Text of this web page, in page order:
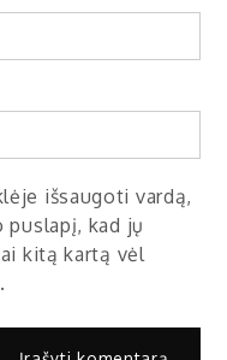
išsaugoti vardą,
kad jų
kitą kartą vėl